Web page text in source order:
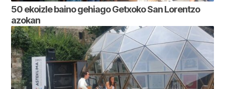
50 ekoizle baino gehiago Getxoko San Lorentzo
azokan